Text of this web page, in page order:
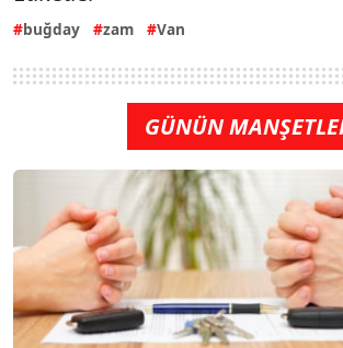
buğday zam Van
GÜNÜN